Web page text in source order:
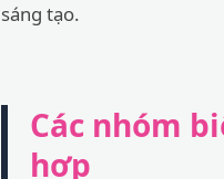
sáng tạo.
Các nhóm
hợp